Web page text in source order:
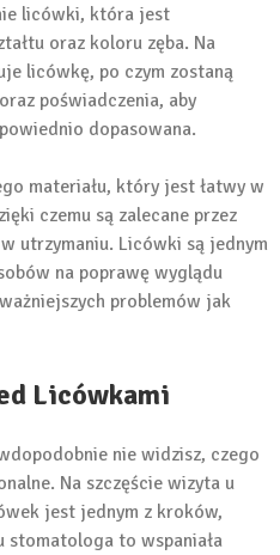
licówki, która jest
oraz koloru zęba. Na
licówkę, po czym zostaną
poświadczenia, aby
dopasowana.
materiału, który jest łatwy w
czemu są zalecane przez
utrzymaniu. Licówki są jednym
na poprawę wyglądu
problemów jak
Licówkami
nie widzisz, czego
Na szczęście wizyta u
jest jednym z kroków,
stomatologa to wspaniała